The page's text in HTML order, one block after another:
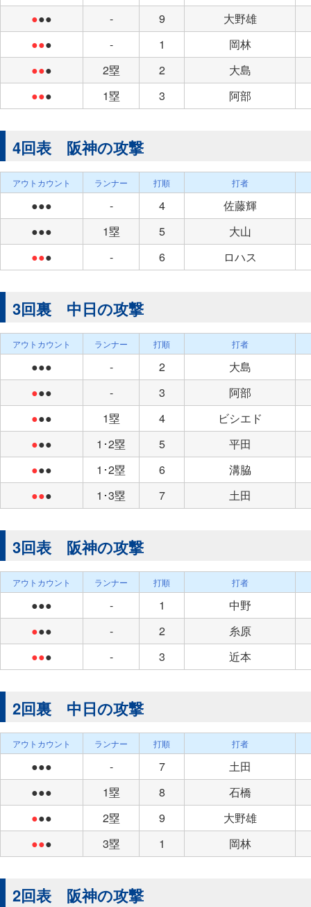
●●● - 9
大野雄
●●● - 1
岡林
●●● 2塁 2
大島
●●● 1塁 3 阿部
4回表 阪神の攻撃
アウトカウント ランナー 打順 打者
●●● - 4
佐藤輝
●●●
1塁 5
大山
●●● - 6 ロハス
3回裏 中日の攻撃
アウトカウント ランナー 打順 打者
●●● - 2
大島
●●● - 3
阿部
●●● 1塁 4
ビシエド
●●● 1･2塁 5
平田
●●● 1･2塁 6
溝脇
●●● 1･3塁 7 土田
3回表 阪神の攻撃
アウトカウント ランナー 打順 打者
●●● - 1
中野
●●● - 2
糸原
●●● - 3 近本
2回裏 中日の攻撃
アウトカウント ランナー 打順 打者
●●● - 7
土田
●●●
1塁 8
石橋
●●● 2塁 9
大野雄
●●● 3塁 1 岡林
2回表 阪神の攻撃